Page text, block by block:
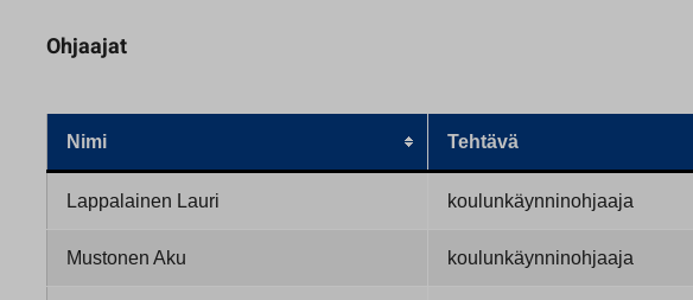
Ohjaajat
Nimi Tehtävä
Lappalainen Lauri koulunkäynninohjaaja
Mustonen Aku koulunkäynninohjaaja